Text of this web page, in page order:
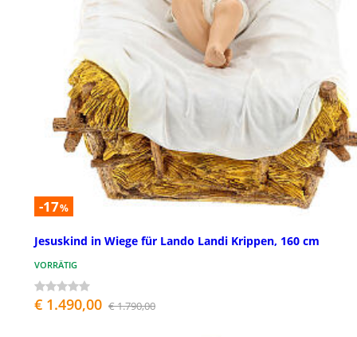
-17%
Jesuskind in Wiege für Lando Landi Krippen, 160 cm
VORRÄTIG
€ 1.490,00 € 1.790,00